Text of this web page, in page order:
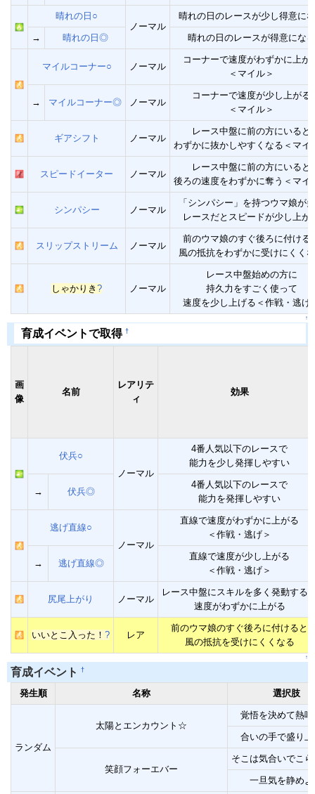
晴れの日○
ノーマル
晴れの日のレースが少し得意に
→ 晴れの日◎ 晴れの日のレースが得意になる
マイルコーナー○ ノーマル
コーナーで速度がわずかに上が
＜マイル＞
→ マイルコーナー◎ ノーマル
コーナーで速度が少し上がる
＜マイル＞
ギアシフト ノーマル
レース中盤に前の方にいると
わずかに抜かしやすくなる＜マイ
スピードイーター ノーマル
レース中盤に前の方にいると
後ろの速度をわずかに奪う＜マイ
シンパシー ノーマル
「シンパシー」を持つウマ娘が
レースだとスピードが少し上が
スリップストリーム ノーマル
前のウマ娘のすぐ後ろに付ける
風の抵抗をわずかに受けにくく
しゃかりき ? ノーマル
レース中盤始めの方に
持久力をすごく使って
速度を少し上げる＜作戦・逃げ
↑
育成イベントで取得 †
画
像
名前
レアリテ
ィ
効果
伏兵○
ノーマル
4番人気以下のレースで
能力を少し発揮しやすい
→ 伏兵◎
4番人気以下のレースで
能力を発揮しやすい
逃げ直線○
ノーマル
直線で速度がわずかに上がる
＜作戦・逃げ＞
→ 逃げ直線◎
直線で速度が少し上がる
＜作戦・逃げ＞
尻尾上がり ノーマル
レース中盤にスキルを多く発動する
速度がわずかに上がる
いいとこ入った！ ? レア
前のウマ娘のすぐ後ろに付けると
風の抵抗を受けにくくなる
↑
育成イベント †
発生順 名称 選択肢
ランダム
太陽とエンカウント☆
覚悟を決めて熱
合いの手で盛り
笑顔フォーエバー
そこは気合いでこ
一旦気を静め